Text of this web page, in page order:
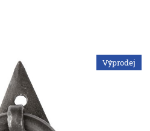
Výprodej